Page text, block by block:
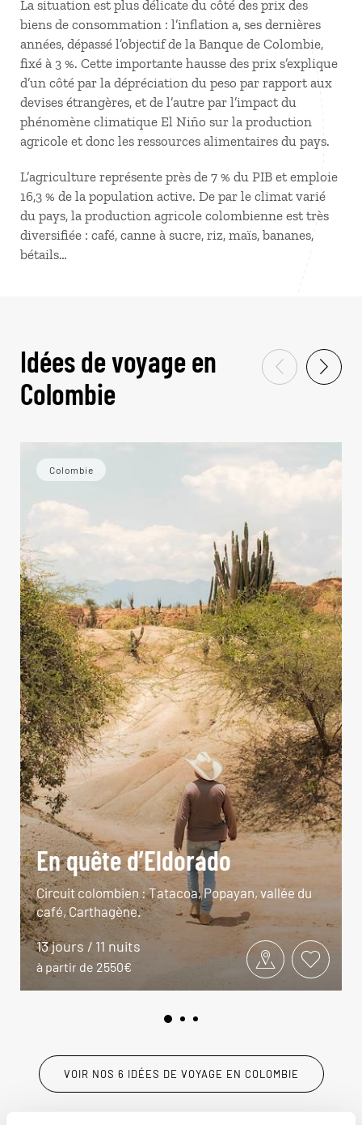
La situation est plus délicate du côté des prix des
biens de consommation : l’inflation a, ses dernières
années, dépassé l’objectif de la Banque de Colombie,
fixé à 3 %. Cette importante hausse des prix s’explique
d’un côté par la dépréciation du peso par rapport aux
devises étrangères, et de l’autre par l’impact du
phénomène climatique El Niño sur la production
agricole et donc les ressources alimentaires du pays.
L’agriculture représente près de 7 % du PIB et emploie
16,3 % de la population active. De par le climat varié
du pays, la production agricole colombienne est très
diversifiée : café, canne à sucre, riz, maïs, bananes,
bétails…
Idées de voyage en
Colombie
Colombie
En quête d’Eldorado
Circuit colombien : Tatacoa, Popayan, vallée du
café, Carthagène.
13 jours / 11 nuits
à partir de 2550€
VOIR NOS 6 IDÉES DE VOYAGE EN COLOMBIE